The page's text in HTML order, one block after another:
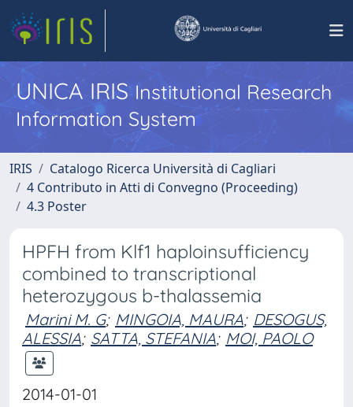
UNICA IRISInstitutional Research
Information System
IRIS
Catalogo Ricerca Università di Cagliari
4 Contributo in Atti di Convegno (Proceeding)
4.3 Poster
HPFH from Klf1 haploinsufficiency
combined to transcriptional
heterozygous b-thalassemia
Marini M. G; MINGOIA, MAURA; DESOGUS,
ALESSIA; SATTA, STEFANIA; MOI, PAOLO
2014-01-01